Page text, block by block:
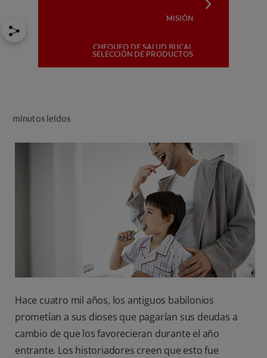
PARA PROFESIONALES
CUPONES
DÓNDE COMPRAR
PE (ES)
SUSCRÍBETE
MISIÓN
CHEQUEO DE SALUD BUCAL
SELECCIÓN DE PRODUCTOS
minutos leídos
Hace cuatro mil años, los antiguos babilonios
prometían a sus dioses que pagarían sus deudas a
cambio de que los favorecieran durante el año
entrante. Los historiadores creen que esto fue